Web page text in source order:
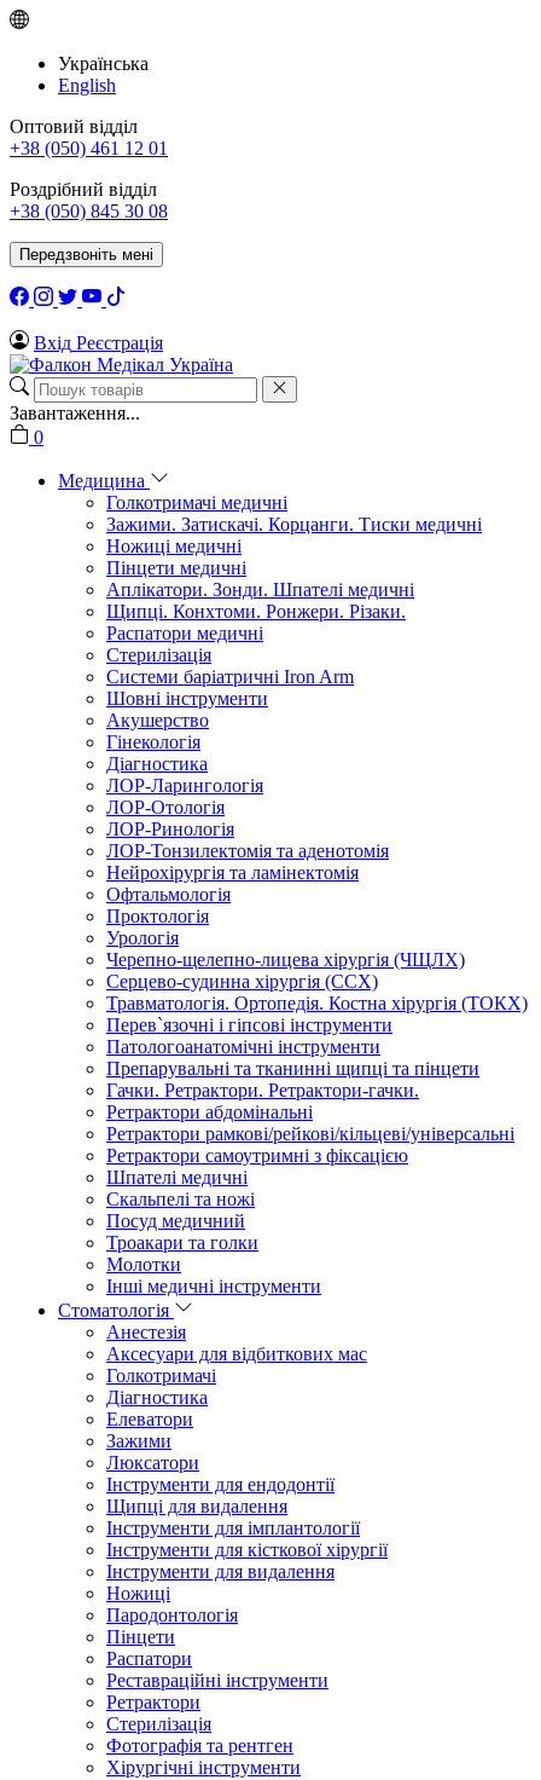
Українська
English
Оптовий відділ
+38 (050) 461 12 01
Роздрібний відділ
+38 (050) 845 30 08
Передзвоніть мені
Вхід Реєстрація
Завантаження...
0
Медицина
Голкотримачі медичні
Зажими. Затискачі. Корцанги. Тиски медичні
Ножиці медичні
Пінцети медичні
Аплікатори. Зонди. Шпателі медичні
Щипці. Конхтоми. Ронжери. Різаки.
Распатори медичні
Стерилізація
Системи баріатричні Iron Arm
Шовні інструменти
Акушерство
Гінекологія
Діагностика
ЛОР-Ларингологія
ЛОР-Отологія
ЛОР-Ринологія
ЛОР-Тонзилектомія та аденотомія
Нейрохірургія та ламінектомія
Офтальмологія
Проктологія
Урологія
Черепно-щелепно-лицева хірургія (ЧЩЛХ)
Серцево-судинна хірургія (ССХ)
Травматологія. Ортопедія. Костна хірургія (ТОКХ)
Перев`язочні і гіпсові інструменти
Патологоанатомічні інструменти
Препарувальні та тканинні щипці та пінцети
Гачки. Ретрактори. Ретрактори-гачки.
Ретрактори абдомінальні
Ретрактори рамкові/рейкові/кільцеві/універсальні
Ретрактори самоутримні з фіксацією
Шпателі медичні
Скальпелі та ножі
Посуд медичний
Троакари та голки
Молотки
Інші медичні інструменти
Стоматологія
Анестезія
Аксесуари для відбиткових мас
Голкотримачі
Діагностика
Елеватори
Зажими
Люксатори
Інструменти для ендодонтії
Щипці для видалення
Інструменти для імплантології
Інструменти для кісткової хірургії
Інструменти для видалення
Ножиці
Пародонтологія
Пінцети
Распатори
Реставраційні інструменти
Ретрактори
Стерилізація
Фотографія та рентген
Хірургічні інструменти